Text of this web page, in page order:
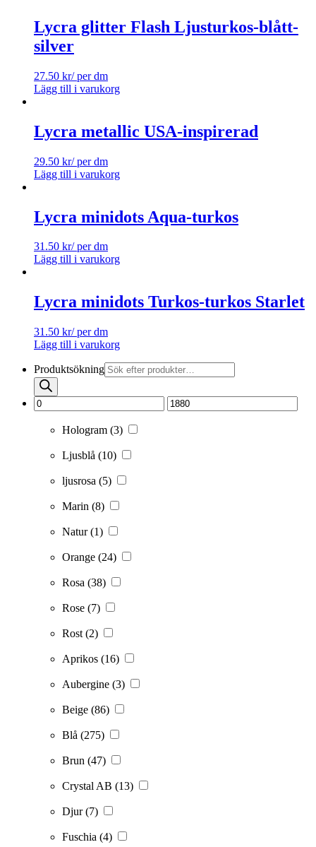
Lycra glitter Flash Ljusturkos-blått-
silver
27.50 kr/ per dm
Lägg till i varukorg
Lycra metallic USA-inspirerad
29.50 kr/ per dm
Lägg till i varukorg
Lycra minidots Aqua-turkos
31.50 kr/ per dm
Lägg till i varukorg
Lycra minidots Turkos-turkos Starlet
31.50 kr/ per dm
Lägg till i varukorg
Produktsökning
Hologram (3)
Ljusblå (10)
ljusrosa (5)
Marin (8)
Natur(1)
Orange (24)
Rosa (38)
Rose (7)
Rost (2)
Aprikos (16)
Aubergine (3)
Beige (86)
Blå (275)
Brun (47)
Crystal AB (13)
Djur(7)
Fuschia (4)